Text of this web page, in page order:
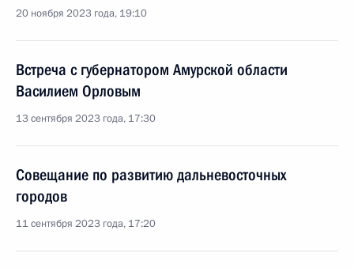
20 ноября 2023 года, 19:10
Встреча с губернатором Амурской области
Василием Орловым
13 сентября 2023 года, 17:30
Совещание по развитию дальневосточных
городов
11 сентября 2023 года, 17:20